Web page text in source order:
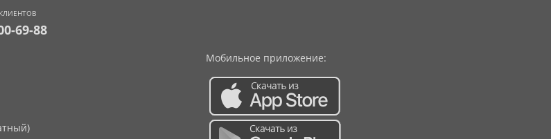
69-88
Мобильное приложение: